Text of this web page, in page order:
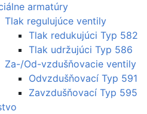
armatúry
Tlak regulujúce ventily
Tlak redukujúci Typ 582
Tlak udržujúci Typ 586
Za-/Od-vzdušňovacie ventily
Odvzdušňovací Typ 591
Zavzdušňovací Typ 595